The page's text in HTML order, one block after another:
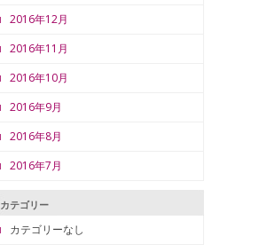
2016年12月
2016年11月
2016年10月
2016年9月
2016年8月
2016年7月
カテゴリー
カテゴリーなし